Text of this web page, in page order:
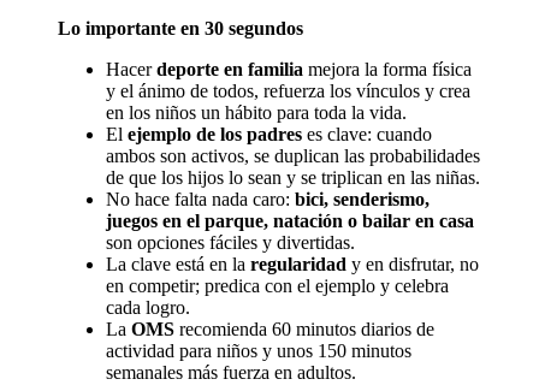
Lo importante en 30 segundos
Hacerdeporte en familia mejora la forma física
y el ánimo de todos, refuerza los vínculos y crea
en los niños un hábito para toda la vida.
El ejemplo de los padres es clave: cuando
ambos son activos, se duplican las probabilidades
de que los hijos lo sean y se triplican en las niñas.
No hace falta nada caro: bici, senderismo,
juegos en el parque, natación o bailar en casa
son opciones fáciles y divertidas.
La clave está en la regularidad y en disfrutar, no
en competir; predica con el ejemplo y celebra
cada logro.
La OMS recomienda 60 minutos diarios de
actividad para niños y unos 150 minutos
semanales más fuerza en adultos.